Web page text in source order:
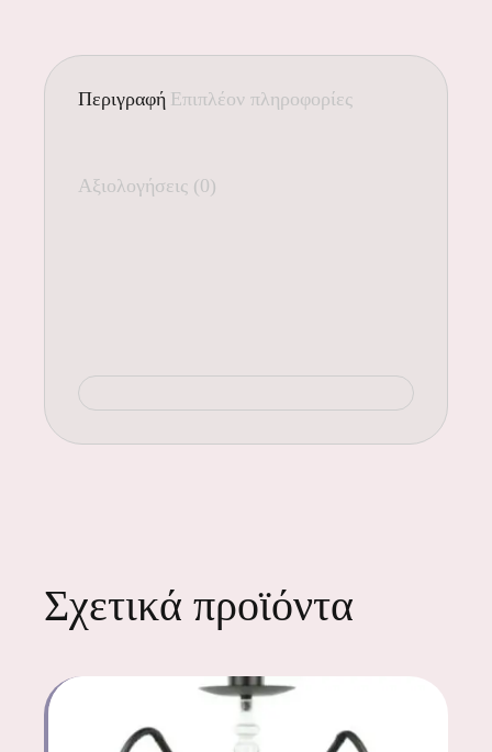
Περιγραφή Επιπλέον πληροφορίες
Αξιολογήσεις (0)
Σχετικά προϊόντα